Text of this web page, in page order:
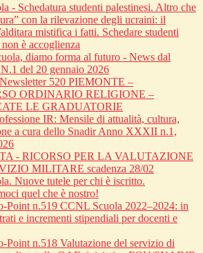
- Schedatura studenti palestinesi. Altro che
con la rilevazione degli ucraini: il
mistifica i fatti. Schedare studenti
è accoglienza
diamo forma al futuro - News dal
del 20 gennaio 2026
520 PIEMONTE –
ORDINARIO RELIGIONE –
LE GRADUATORIE
IR: Mensile di attualità, cultura,
a cura dello Snadir Anno XXXII n.1,
- RICORSO PER LA VALUTAZIONE
MILITARE scadenza 28/02
Nuove tutele per chi è iscritto.
quel che è nostro!
Point n.519 CCNL Scuola 2022–2024: in
e incrementi stipendiali per docenti e
Point n.518 Valutazione del servizio di